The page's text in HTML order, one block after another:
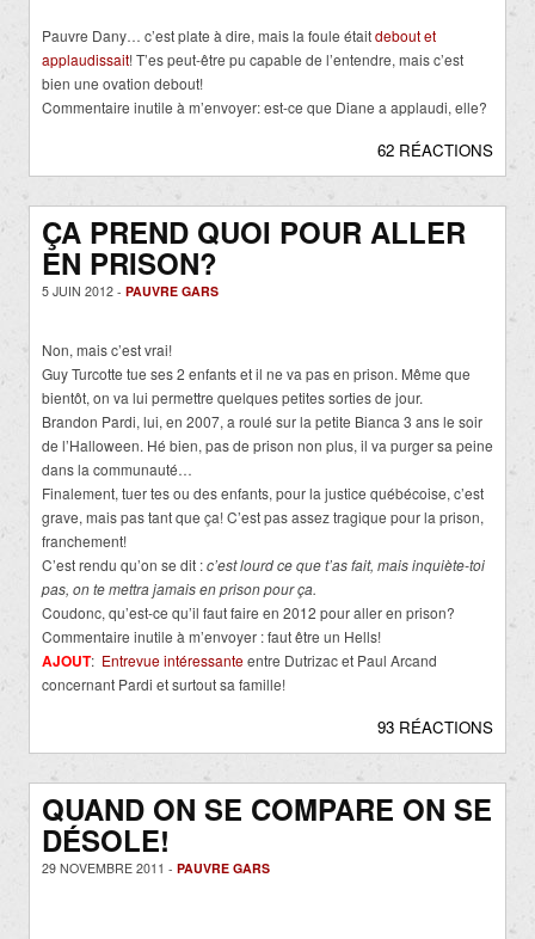
Pauvre Dany… c’est plate à dire, mais la foule étaitdebout et
applaudissait! T’es peut-être pu capable de l’entendre, mais c’est
bien une ovation debout!
Commentaire inutile à m’envoyer: est-ce que Diane a applaudi, elle?
62 RÉACTIONS
ÇA PREND QUOI POUR ALLER
EN PRISON?
5 JUIN 2012 - PAUVRE GARS
Non, mais c’est vrai!
Guy Turcotte tue ses 2 enfants et il ne va pas en prison. Même que
bientôt, on va lui permettre quelques petites sorties de jour.
Brandon Pardi, lui, en 2007, a roulé sur la petite Bianca 3 ans le soir
de l’Halloween. Hé bien, pas de prison non plus, il va purger sa peine
dans la communauté…
Finalement, tuer tes ou des enfants, pour la justice québécoise, c’est
grave, mais pas tant que ça! C’est pas assez tragique pour la prison,
franchement!
C’est rendu qu’on se dit :c’est lourd ce que t’as fait, mais inquiète-toi
pas, on te mettra jamais en prison pour ça.
Coudonc, qu’est-ce qu’il faut faire en 2012 pour aller en prison?
Commentaire inutile à m’envoyer : faut être un Hells!
AJOUT: Entrevue intéressanteentre Dutrizac et Paul Arcand
concernant Pardi et surtout sa famille!
93 RÉACTIONS
QUAND ON SE COMPARE ON SE
DÉSOLE!
29 NOVEMBRE 2011 - PAUVRE GARS